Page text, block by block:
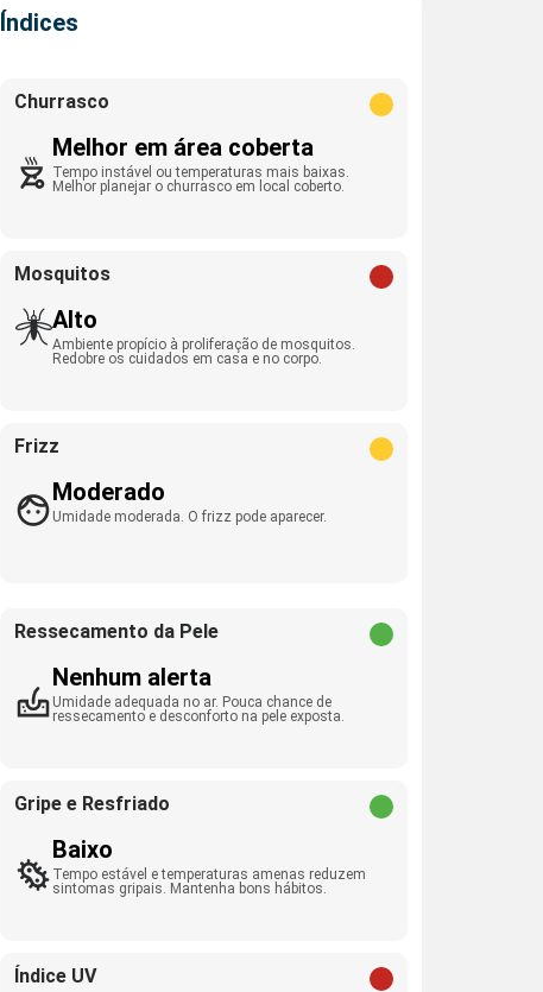
Índices
Churrasco
Melhor em área coberta
Tempo instável ou temperaturas mais baixas.
Melhor planejar o churrasco em local coberto.
Mosquitos
Alto
Ambiente propício à proliferação de mosquitos.
Redobre os cuidados em casa e no corpo.
Frizz
Moderado
Umidade moderada. O frizz pode aparecer.
Ressecamento da Pele
Nenhum alerta
Umidade adequada no ar. Pouca chance de
ressecamento e desconforto na pele exposta.
Gripe e Resfriado
Baixo
Tempo estável e temperaturas amenas reduzem
sintomas gripais. Mantenha bons hábitos.
Índice UV